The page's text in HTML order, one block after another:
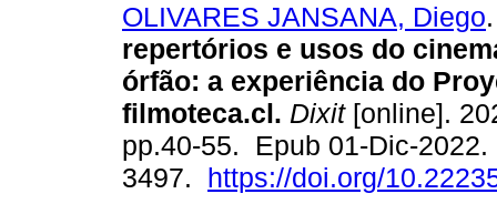
OLIVARES JANSANA, Diego.
repertórios e usos do
órfão: a experiência do
filmoteca.cl. Dixit[online].
pp.40-55. Epub 01-Dic-2022.
3497. https://doi.org/